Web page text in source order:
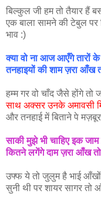
बिल्कुल जी हम तो तैयार हैं
एक बाला सामने की टेबुल पर
भाव :)
क्या वो ना आज आएँगे तारों
तनहाइयों की शाम ज़रा आँख
हम्म गर वो चाँद जैसे होंगे
साथ अक्सर उनके अमावसी
और तनहाई में बिताने पे
साकी मुझे भी चाहिए इक
कितने लगेंगे दाम ज़रा आँख तो
उफ्फ ये तो जुलुम है भाई
सुनी थी पर शायर सागर तो